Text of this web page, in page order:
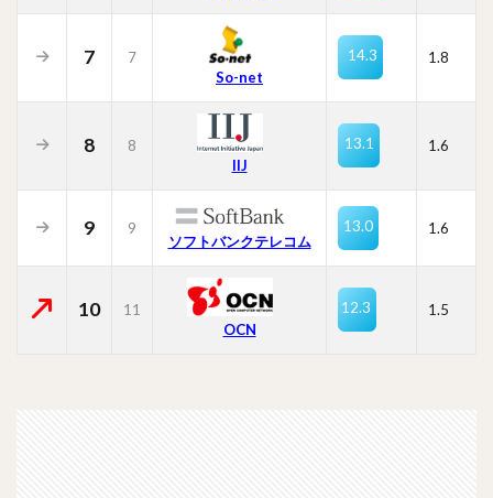
7
7
So-net
14.3 1.8
8
8
IIJ
13.1 1.6
9 9
ソフトバンクテレコム
13.0 1.6
10
11
OCN
12.3 1.5